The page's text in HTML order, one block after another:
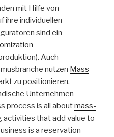
mit Hilfe von
ihre individuellen
sind ein
Auch
nutzen Mass
zu positionieren.
Unternehmen
process is all aboutmass-
activities that add value to
is a reservation